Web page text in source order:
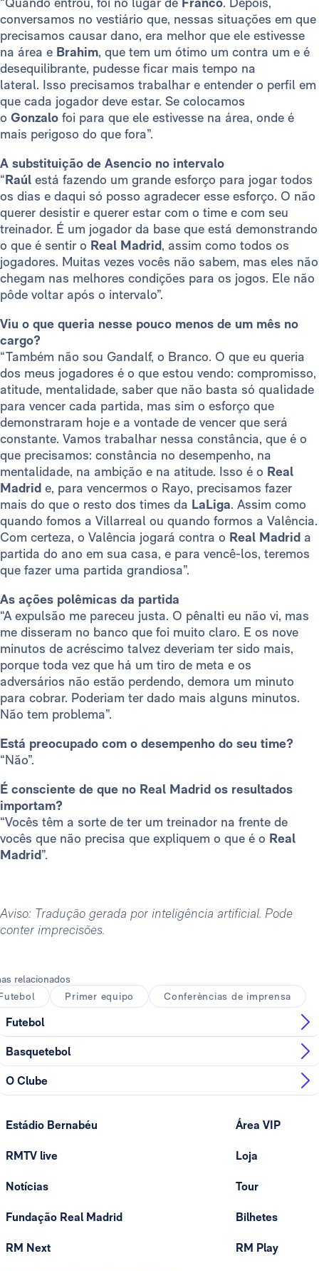
conversamos no vestiário que, nessas situações em que
precisamos causar dano, era melhor que ele estivesse
na área e Brahim, que tem um ótimo um contra um e é
desequilibrante, pudesse ficar mais tempo na
lateral. Isso precisamos trabalhar e entender o perfil em
que cada jogador deve estar. Se colocamos
o Gonzalo foi para que ele estivesse na área, onde é
mais perigoso do que fora”.
A substituição de Asencio no intervalo
“Raúl está fazendo um grande esforço para jogar todos
os dias e daqui só posso agradecer esse esforço. O não
querer desistir e querer estar com o time e com seu
treinador. É um jogador da base que está demonstrando
o que é sentir o Real Madrid, assim como todos os
jogadores. Muitas vezes vocês não sabem, mas eles não
chegam nas melhores condições para os jogos. Ele não
pôde voltar após o intervalo”.
Viu o que queria nesse pouco menos de um mês no
cargo?
“Também não sou Gandalf, o Branco. O que eu queria
dos meus jogadores é o que estou vendo: compromisso,
atitude, mentalidade, saber que não basta só qualidade
para vencer cada partida, mas sim o esforço que
demonstraram hoje e a vontade de vencer que será
constante. Vamos trabalhar nessa constância, que é o
que precisamos: constância no desempenho, na
mentalidade, na ambição e na atitude. Isso é o Real
Madrid e, para vencermos o Rayo, precisamos fazer
mais do que o resto dos times da LaLiga. Assim como
quando fomos a Villarreal ou quando formos a Valência.
Com certeza, o Valência jogará contra o Real Madrid a
partida do ano em sua casa, e para vencê-los, teremos
que fazer uma partida grandiosa”.
As ações polêmicas da partida
“A expulsão me pareceu justa. O pênalti eu não vi, mas
me disseram no banco que foi muito claro. E os nove
minutos de acréscimo talvez deveriam ter sido mais,
porque toda vez que há um tiro de meta e os
adversários não estão perdendo, demora um minuto
para cobrar. Poderiam ter dado mais alguns minutos.
Não tem problema”.
Está preocupado com o desempenho do seu time?
“Não”.
É consciente de que no Real Madrid os resultados
importam?
“Vocês têm a sorte de ter um treinador na frente de
vocês que não precisa que expliquem o que é o Real
Madrid”.
Aviso: Tradução gerada por inteligência artificial. Pode
conter imprecisões.
relacionados
Primer equipo Conferèncias de imprensa
Futebol
Basquetebol
O Clube
Estádio Bernabéu
RMTV live
Notícias
Fundação Real Madrid
RM Next
Área VIP
Loja
Tour
Bilhetes
RM Play